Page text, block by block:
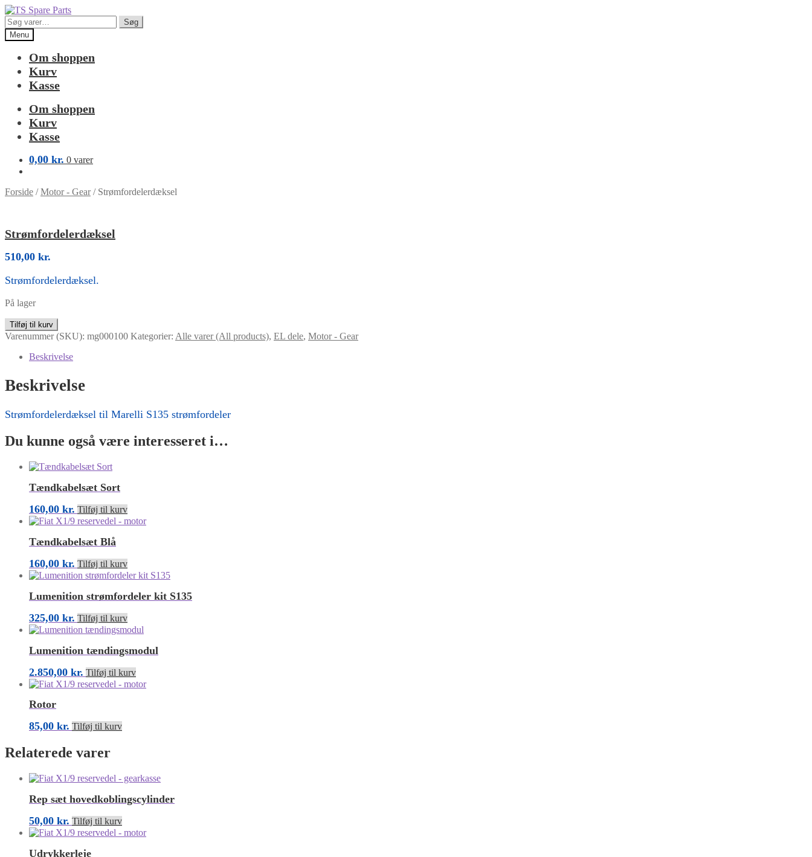
Spring
til
navigation
Spring
til
indhold
Søg
efter:
Søg
Menu
Om shoppen
Kurv
Kasse
Om shoppen
Kurv
Kasse
0,00 kr. 0 varer
Forside /Motor - Gear/ Strømfordelerdæksel
Strømfordelerdæksel
510,00 kr.
Strømfordelerdæksel.
På lager
Strømfordelerdæksel
antal
Tilføj til kurv
Varenummer (SKU): mg000100 Kategorier: Alle varer (All products), EL dele, Motor - Gear
Beskrivelse
Beskrivelse
Strømfordelerdæksel til Marelli S135 strømfordeler
Du kunne også være interesseret i…
Tændkabelsæt Sort
160,00 kr. Tilføj til kurv
Tændkabelsæt Blå
160,00 kr. Tilføj til kurv
Lumenition strømfordeler kit S135
325,00 kr. Tilføj til kurv
Lumenition tændingsmodul
2.850,00 kr. Tilføj til kurv
Rotor
85,00 kr. Tilføj til kurv
Relaterede varer
Rep sæt hovedkoblingscylinder
50,00 kr. Tilføj til kurv
Udrykkerleje